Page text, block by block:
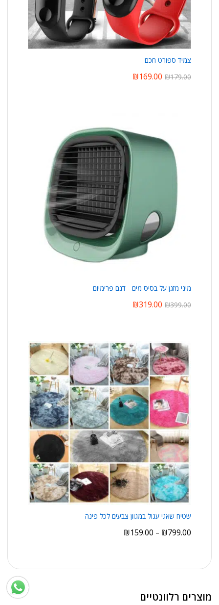
צמיד ספורט חכם
₪169.00 ₪179.00
מיני מזגן על בסיס מים - דגם פרימיום
₪319.00 ₪399.00
שטיח שאגי עגול במגוון צבעים לכל פינה
₪159.00 – ₪799.00
מוצרים רלוונטיים